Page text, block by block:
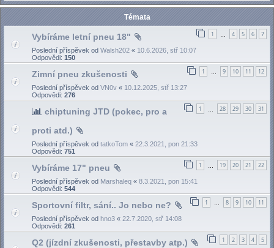
Témata
1 4 5 6 7
Vybíráme letní pneu 18"
Poslední příspěvek od Walsh202 « 10.6.2026, stř 10:07
Odpovědi: 150
1 9 10 11 12
Zimní pneu zkušenosti
Poslední příspěvek od VN0v « 10.12.2025, stř 13:27
Odpovědi: 276
1 28 29 30 31
chiptuning JTD (pokec, pro a
proti atd.)
Poslední příspěvek od tatkoTom « 22.3.2021, pon 21:33
Odpovědi: 751
1 19 20 21 22
Vybíráme 17" pneu
Poslední příspěvek od Marshaleq « 8.3.2021, pon 15:41
Odpovědi: 544
1 8 9 10 11
Sportovní filtr, sání.. Jo nebo ne?
Poslední příspěvek od hno3 « 22.7.2020, stř 14:08
Odpovědi: 261
1 2 3 4 5
Q2 (jízdní zkušenosti, přestavby atp.)